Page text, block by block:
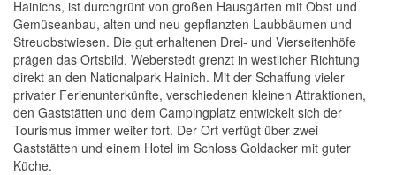
Hainichs, ist durchgrünt von großen Hausgärten mit Obst und
Gemüseanbau, alten und neu gepflanzten Laubbäumen und
Streuobstwiesen. Die gut erhaltenen Drei- und Vierseitenhöfe
prägen das Ortsbild. Weberstedt grenzt in westlicher Richtung
direkt an den Nationalpark Hainich. Mit der Schaffung vieler
privater Ferienunterkünfte, verschiedenen kleinen Attraktionen,
den Gaststätten und dem Campingplatz entwickelt sich der
Tourismus immer weiter fort. Der Ort verfügt über zwei
Gaststätten und einem Hotel im Schloss Goldacker mit guter
Küche.